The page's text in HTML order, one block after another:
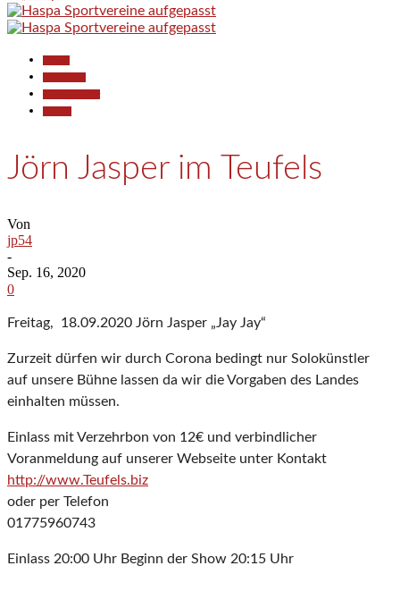
Jörn Jasper im Teufels
Von
jp54
-
Sep. 16, 2020
0
Freitag, 18.09.2020 Jörn Jasper „Jay Jay“
Zurzeit dürfen wir durch Corona bedingt nur Solokünstler
auf unsere Bühne lassen da wir die Vorgaben des Landes
einhalten müssen.
Einlass mit Verzehrbon von 12€ und verbindlicher
Voranmeldung auf unserer Webseite unter Kontakt
http://www.Teufels.biz
oder per Telefon
01775960743
Einlass 20:00 Uhr Beginn der Show 20:15 Uhr